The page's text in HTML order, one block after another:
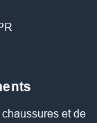
et de